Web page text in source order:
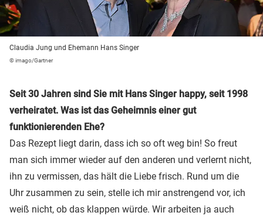
Claudia Jung und Ehemann Hans Singer
© imago/Gartner
Seit 30 Jahren sind Sie mit Hans Singer happy, seit 1998
verheiratet. Was ist das Geheimnis einer gut
funktionierenden Ehe?
Das Rezept liegt darin, dass ich so oft weg bin! So freut
man sich immer wieder auf den anderen und verlernt nicht,
ihn zu vermissen, das hält die Liebe frisch. Rund um die
Uhr zusammen zu sein, stelle ich mir anstrengend vor, ich
weiß nicht, ob das klappen würde. Wir arbeiten ja auch